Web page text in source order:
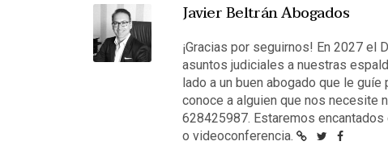
Javier Beltrán Abogados
¡Gracias por seguirnos! En 2027 el
asuntos judiciales a nuestras
lado a un buen abogado que le
conoce a alguien que nos necesite
628425987. Estaremos
o videoconferencia.